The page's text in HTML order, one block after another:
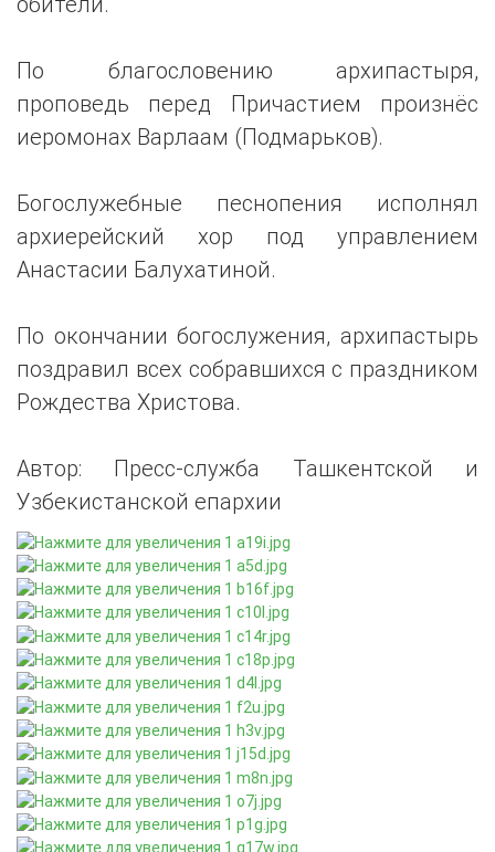
По благословению архипастыря,
проповедь перед Причастием произнёс
иеромонах Варлаам (Подмарьков).
Богослужебные песнопения исполнял
архиерейский хор под управлением
Анастасии Балухатиной.
По окончании богослужения, архипастырь
поздравил всех собравшихся с праздником
Рождества Христова.
Автор: Пресс-служба Ташкентской и
Узбекистанской епархии